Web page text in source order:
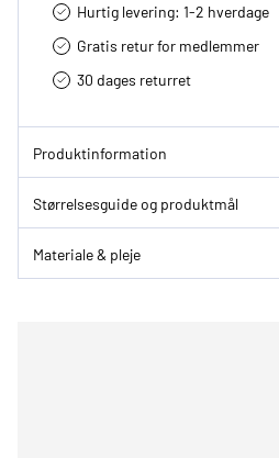
Hurtig levering­: 1-2 hverdage
Gratis retur for medlemmer
30 dages returret
Produktinformation
Størrelsesguide og produktmål
Materiale & pleje